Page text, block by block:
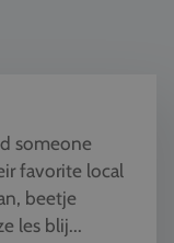
someone
favorite local
beetje
les blij...